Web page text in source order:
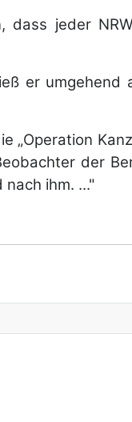
jeder
er umgehend
der
ihm. ..."